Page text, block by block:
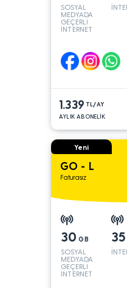
SOSYAL
MEDYADA
GEÇERLİ
İNTERNET
1.339 TL/AY
AYLIK ABONELİK
Yeni
GO - L
Faturasız
30 GB
SOSYAL
MEDYADA
GEÇERLİ
İNTERNET
35